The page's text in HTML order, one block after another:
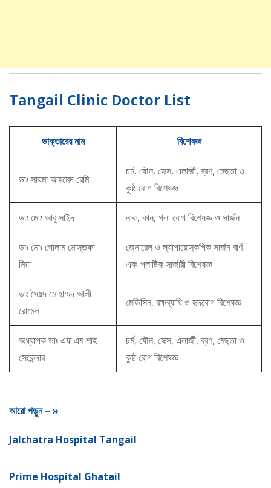
Tangail Clinic Doctor List
ডাক্তারের নাম বিশেষজ্ঞ
ডাঃ সায়মা আহমেদ রেমি
চর্ম, যৌন, সেক্স, এলার্জী, ব্রণ, মেছতা ও
কুষ্ঠ রোগ বিশেষজ্ঞ
ডাঃ মোঃ আবু সাইদ নাক, কান, গলা রোগ বিশেষজ্ঞ ও সার্জন
ডাঃ মোঃ গোলাম মোস্তফা
মিয়া
জেনারেল ও ল্যাপারোস্কপিক সার্জন বার্ণ
এবং প্লাষ্টিক সার্জারী বিশেষজ্ঞ
ডাঃ সৈয়দ মোহাম্মদ আলী
রোমেল
মেডিসিন, বক্ষব্যাধি ও হৃদরোগ বিশেষজ্ঞ
অধ্যাপক ডাঃ এফ.এম শাহ
সেকেন্দার
চর্ম, যৌন, সেক্স, এলার্জী, ব্রণ, মেছতা ও
কুষ্ঠ রোগ বিশেষজ্ঞ
আরো পড়ুন – »
Jalchatra Hospital Tangail
Prime Hospital Ghatail